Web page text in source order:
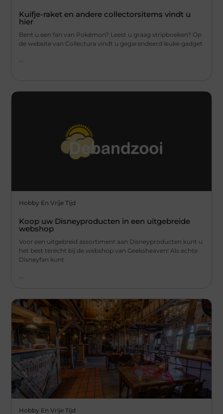
Kuifje-raket en andere collectorsitems vindt u
hier
Bent u een fan van Pokémon? Leest u graag stripboeken? Op
de website van Collectura vindt u gegarandeerd leuke gadget
...
Hobby En Vrije Tijd
Koop uw Disneyproducten in een uitgebreide
webshop
Voor een uitgebreid assortiment aan Disneyproducten kunt u
het best terecht bij de webshop van Geeksheaven! Als echte
Disneyfan kunt
Hobby En Vrije Tijd